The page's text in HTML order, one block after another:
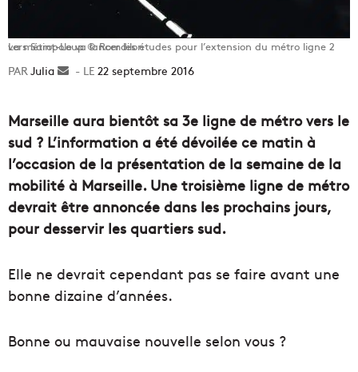
La métropole va lancer les études pour l’extension du métro ligne 2 vers Saint-Loup © Romdilon
Julia
Envoyer22 septembre 2016
Marseille aura bientôt sa 3e ligne de métro vers le
sud ? L’information a été dévoilée ce matin à
l’occasion de la présentation de la semaine de la
mobilité à Marseille. Une troisième ligne de métro
devrait être annoncée dans les prochains jours,
pour desservir les quartiers sud.
Elle ne devrait cependant pas se faire avant une
bonne dizaine d’années.
Bonne ou mauvaise nouvelle selon vous ?